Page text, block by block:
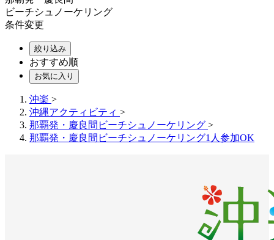
ビーチシュノーケリング
条件変更
絞り込み
おすすめ順
お気に入り
沖楽 >
沖縄アクティビティ >
那覇発・慶良間ビーチシュノーケリング >
那覇発・慶良間ビーチシュノーケリング1人参加OK